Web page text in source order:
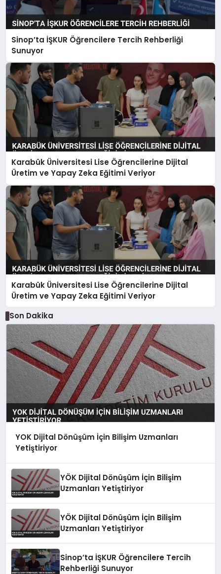
Sinop’ta İŞKUR Öğrencilere Tercih Rehberliği
Sunuyor
Karabük Üniversitesi Lise Öğrencilerine Dijital
Üretim ve Yapay Zeka Eğitimi Veriyor
Karabük Üniversitesi Lise Öğrencilerine Dijital
Üretim ve Yapay Zeka Eğitimi Veriyor
Son Dakika
YOK Dijital Dönüşüm İçin Bilişim Uzmanları
Yetiştiriyor
YÖK Dijital Dönüşüm İçin Bilişim
Uzmanları Yetiştiriyor
YÖK Dijital Dönüşüm İçin Bilişim
Uzmanları Yetiştiriyor
Sinop’ta İŞKUR Öğrencilere Tercih
Rehberliği Sunuyor